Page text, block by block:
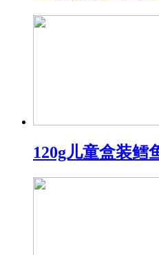
120g儿童盒装鳕